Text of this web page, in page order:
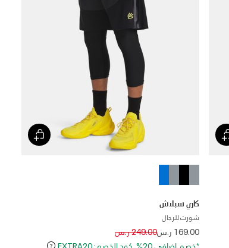
كاري سبلاش
شورت للرجال
169.00 ر.سPrice reduced from
249.00 ر.سto
*خصم إضافي 20%. كود الخصم: EXTRA20